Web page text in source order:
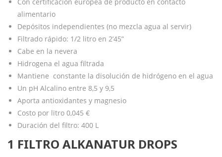
alimentario
Depósitos independientes (no mezcla agua al servir)
Filtrado rápido: 1/2 litro en 2’45”
Cabe en la nevera
Hidrogena el agua filtrada
Mantiene constante la disolución de hidrógeno en el agua
Un pH Alcalino entre 8,5 y 9,5
Aporta antioxidantes y magnesio
Costo por litro 0,045 €
Duración del filtro: 400 L
1 FILTRO ALKANATUR DROPS